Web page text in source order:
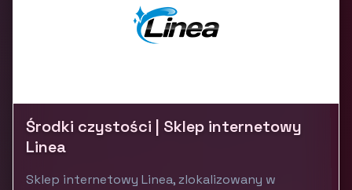
Środki czystości | Sklep internetowy
Linea
Sklep internetowy Linea, zlokalizowany w